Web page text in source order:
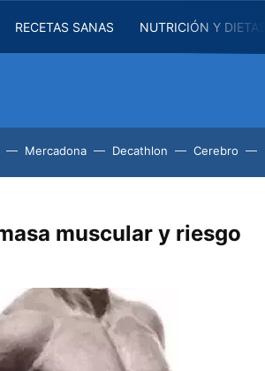
RECETAS SANAS NUTRICIÓN Y
Mercadona Decathlon Cerebro
muscular y riesgo